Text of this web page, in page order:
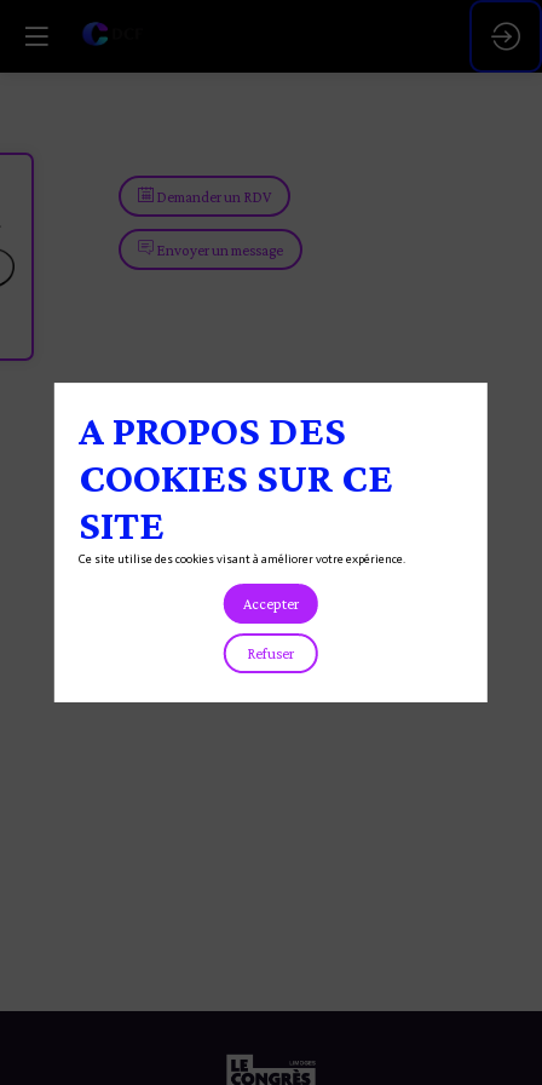
Demander un RDV
Envoyer un message
Envoyer un message
A PROPOS DES
COOKIES SUR CE
SITE
Ce site utilise des cookies visant à améliorer votre expérience.
Accepter
Refuser